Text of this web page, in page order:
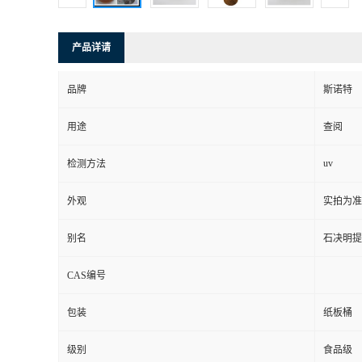
产品详请
品牌 斯诺特
用途 查阅
检测方法 uv
外观 实拍为准
别名 石决明
CAS编号
包装 纸板桶
级别 食品级